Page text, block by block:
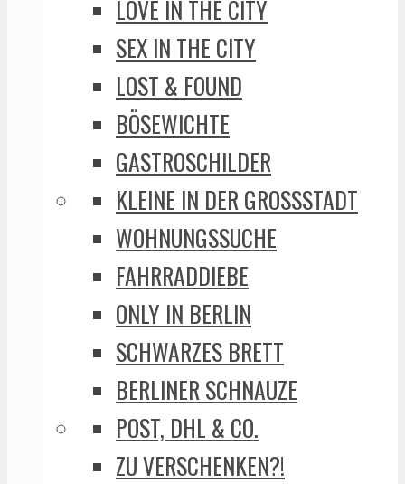
LOVE IN THE CITY
SEX IN THE CITY
LOST & FOUND
BÖSEWICHTE
GASTROSCHILDER
KLEINE IN DER GROSSSTADT
WOHNUNGSSUCHE
FAHRRADDIEBE
ONLY IN BERLIN
SCHWARZES BRETT
BERLINER SCHNAUZE
POST, DHL & CO.
ZU VERSCHENKEN?!